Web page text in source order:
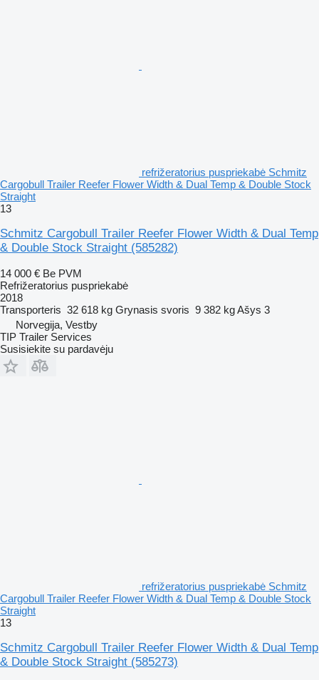
refrižeratorius puspriekabė Schmitz
Cargobull Trailer Reefer Flower Width & Dual Temp & Double Stock
Straight
13
Schmitz Cargobull Trailer Reefer Flower Width & Dual Temp
& Double Stock Straight (585282)
14 000 € Be PVM
Refrižeratorius puspriekabė
2018
Transporteris 32 618 kg Grynasis svoris 9 382 kgAšys 3
Norvegija, Vestby
TIP Trailer Services
Susisiekite su pardavėju
refrižeratorius puspriekabė Schmitz
Cargobull Trailer Reefer Flower Width & Dual Temp & Double Stock
Straight
13
Schmitz Cargobull Trailer Reefer Flower Width & Dual Temp
& Double Stock Straight (585273)